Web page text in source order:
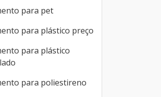
para pet
para plástico preço
para plástico
para poliestireno